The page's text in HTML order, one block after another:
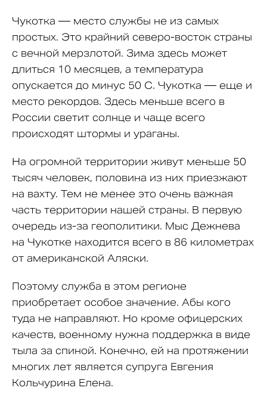
Чукотка — место службы не из самых
простых. Это крайний северо-восток страны
с вечной мерзлотой. Зима здесь может
длиться 10 месяцев, а температура
опускается до минус 50 C. Чукотка — еще и
место рекордов. Здесь меньше всего в
России светит солнце и чаще всего
происходят штормы и ураганы.
На огромной территории живут меньше 50
тысяч человек, половина из них приезжают
на вахту. Тем не менее это очень важная
часть территории нашей страны. В первую
очередь из-за геополитики. Мыс Дежнева
на Чукотке находится всего в 86 километрах
от американской Аляски.
Поэтому служба в этом регионе
приобретает особое значение. Абы кого
туда не направляют. Но кроме офицерских
качеств, военному нужна поддержка в виде
тыла за спиной. Конечно, ей на протяжении
многих лет является супруга Евгения
Кольчурина Елена.